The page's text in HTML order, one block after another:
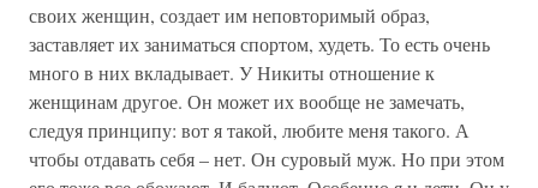
своих женщин, создает им неповторимый образ,
заставляет их заниматься спортом, худеть. То есть очень
много в них вкладывает. У Никиты отношение к
женщинам другое. Он может их вообще не замечать,
следуя принципу: вот я такой, любите меня такого. А
чтобы отдавать себя – нет. Он суровый муж. Но при этом